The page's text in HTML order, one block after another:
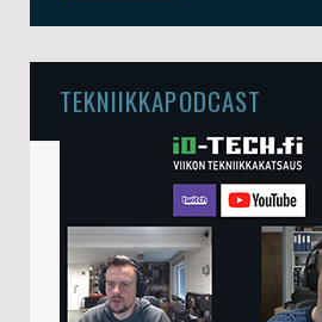
TEKNIIKKAPODCAST